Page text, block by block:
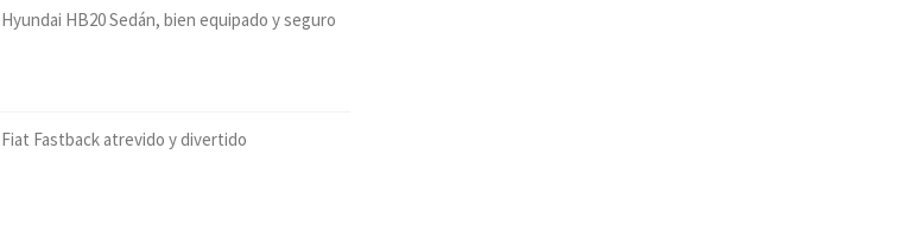
Hyundai HB20 Sedán, bien equipado y seguro
Fiat Fastback atrevido y divertido